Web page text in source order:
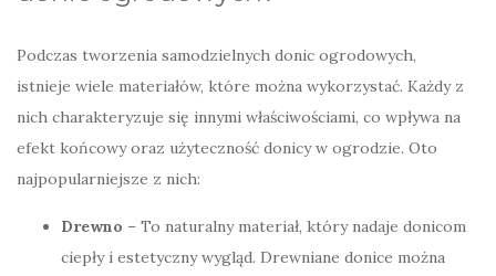
Podczas tworzenia samodzielnych donic ogrodowych,
istnieje wiele materiałów, które można wykorzystać. Każdy z
nich charakteryzuje się innymi właściwościami, co wpływa na
efekt końcowy oraz użyteczność donicy w ogrodzie. Oto
najpopularniejsze z nich:
Drewno – To naturalny materiał, który nadaje donicom
ciepły i estetyczny wygląd. Drewniane donice można